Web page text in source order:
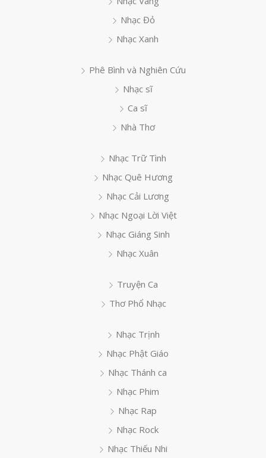
Nhạc Đỏ
Nhạc Xanh
Phê Bình và Nghiên Cứu
Nhạc sĩ
Ca sĩ
Nhà Thơ
Nhạc Trữ Tình
Nhạc Quê Hương
Nhạc Cải Lương
Nhạc Ngoại Lời Việt
Nhạc Giáng Sinh
Nhạc Xuân
Truyện Ca
Thơ Phổ Nhạc
Nhạc Trịnh
Nhạc Phật Giáo
Nhạc Thánh ca
Nhạc Phim
Nhạc Rap
Nhạc Rock
Nhạc Thiếu Nhi